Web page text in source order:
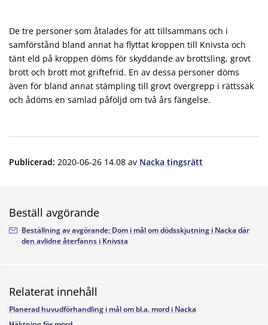
De tre personer som åtalades för att tillsammans och i
samförstånd bland annat ha flyttat kroppen till Knivsta och
tänt eld på kroppen döms för skyddande av brottsling, grovt
brott och brott mot griftefrid. En av dessa personer döms
även för bland annat stämpling till grovt övergrepp i rättssak
och ådöms en samlad påföljd om två års fängelse.
Publicerad: 2020-06-26 14.08 av Nacka tingsrätt
Beställ avgörande
Beställning av avgörande: Dom i mål om dödsskjutning i Nacka där
den avlidne återfanns i Knivsta
Relaterat innehåll
Planerad huvudförhandling i mål om bl.a. mord i Nacka